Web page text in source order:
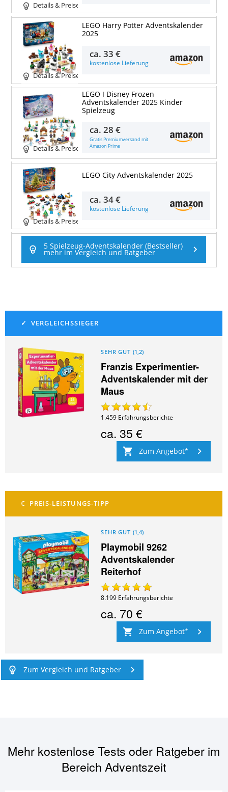
Details & Preise
Details & Preise
LEGO Harry Potter Adventskalender
2025
ca.33 €
kostenlose Lieferung
Details & Preise
LEGO ǀ Disney Frozen
Adventskalender 2025 Kinder
Spielzeug
ca.28 €
Gratis Premiumversand mit
Amazon Prime
Details & Preise
LEGO City Adventskalender 2025
ca.34 €
kostenlose Lieferung
5 Spielzeug-Adventskalender (Bestseller)
mehr im Vergleich und Ratgeber
SEHR GUT (1,2)
Franzis Experimentier-
Adventskalender mit der
Maus
1.459 Erfahrungsberichte
ca.35 €
Zum Angebot
SEHR GUT (1,4)
Playmobil 9262
Adventskalender
Reiterhof
8.199 Erfahrungsberichte
ca. 70 €
Zum Angebot
Zum Vergleich und Ratgeber
Mehr kostenlose Tests oder Ratgeber im
Bereich Adventszeit